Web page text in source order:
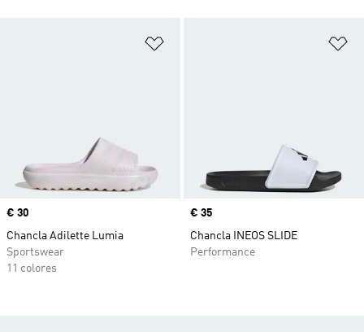
Precio
€ 30
Chancla Adilette Lumia
Sportswear
11 colores
Precio
€ 35
Chancla INEOS SLIDE
Performance